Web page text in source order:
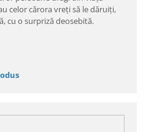
celor cărora vreţi să le dăruiţi,
cu o surpriză deosebită.